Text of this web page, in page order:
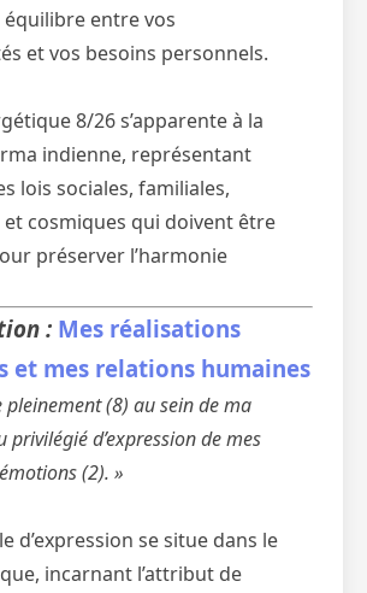
entre vos
et vos besoins personnels.
8/26 s’apparente à la
indienne, représentant
lois sociales, familiales,
cosmiques qui doivent être
préserver l’harmonie
: Mes réalisations
et mes relations humaines
pleinement (8) au sein de ma
privilégié d’expression de mes
(2). »
d’expression se situe dans le
incarnant l’attribut de